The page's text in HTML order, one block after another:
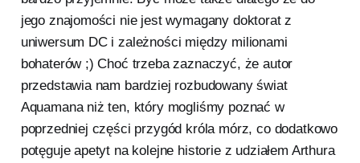
jego znajomości nie jest wymagany doktorat z
uniwersum DC i zależności między milionami
bohaterów ;) Choć trzeba zaznaczyć, że autor
przedstawia nam bardziej rozbudowany świat
Aquamana niż ten, który mogliśmy poznać w
poprzedniej części przygód króla mórz, co dodatkowo
potęguje apetyt na kolejne historie z udziałem Arthura